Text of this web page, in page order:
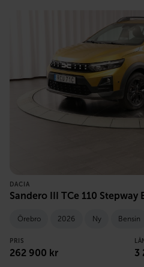
DACIA
Sandero III TCe 110 Stepway
Örebro 2026 Ny Bensin
PRIS
262 900 kr 3